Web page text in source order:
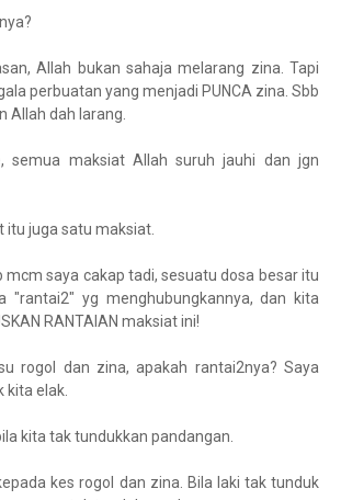
Allah bukan sahaja melarang zina. Tapi
perbuatan yang menjadi PUNCA zina. Sbb
Allah dah larang.
semua maksiat Allah suruh jauhi dan jgn
itu juga satu maksiat.
mcm saya cakap tadi, sesuatu dosa besar itu
"rantai2" yg menghubungkannya, dan kita
RANTAIAN maksiat ini!
rogol dan zina, apakah rantai2nya? Saya
kita elak.
kita tak tundukkan pandangan.
kes rogol dan zina. Bila laki tak tunduk